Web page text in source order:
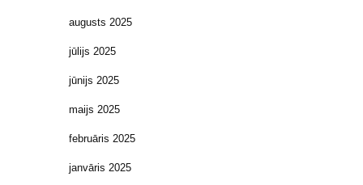
augusts 2025
jūlijs 2025
jūnijs 2025
maijs 2025
februāris 2025
janvāris 2025